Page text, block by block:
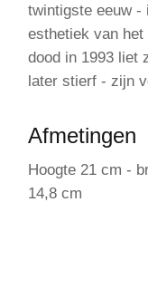
twintigste eeuw -
esthetiek van
dood in 1993 liet
later stierf - zijn
Afmetingen
Hoogte 21 cm -
14,8 cm